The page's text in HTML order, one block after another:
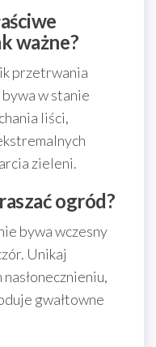
ważne?
przetrwania
w stanie
liści,
zieleni.
ogród?
bywa wczesny
Unikaj
gwałtowne